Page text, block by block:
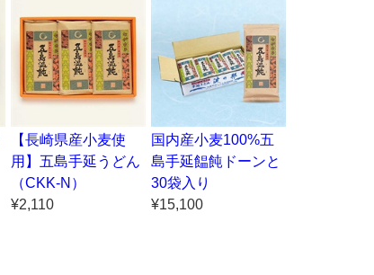
【長崎県産小麦使
用】五島手延うどん
（CKK-N）
¥2,110
国内産小麦100%五
島手延饂飩ドーンと
30袋入り
¥15,100